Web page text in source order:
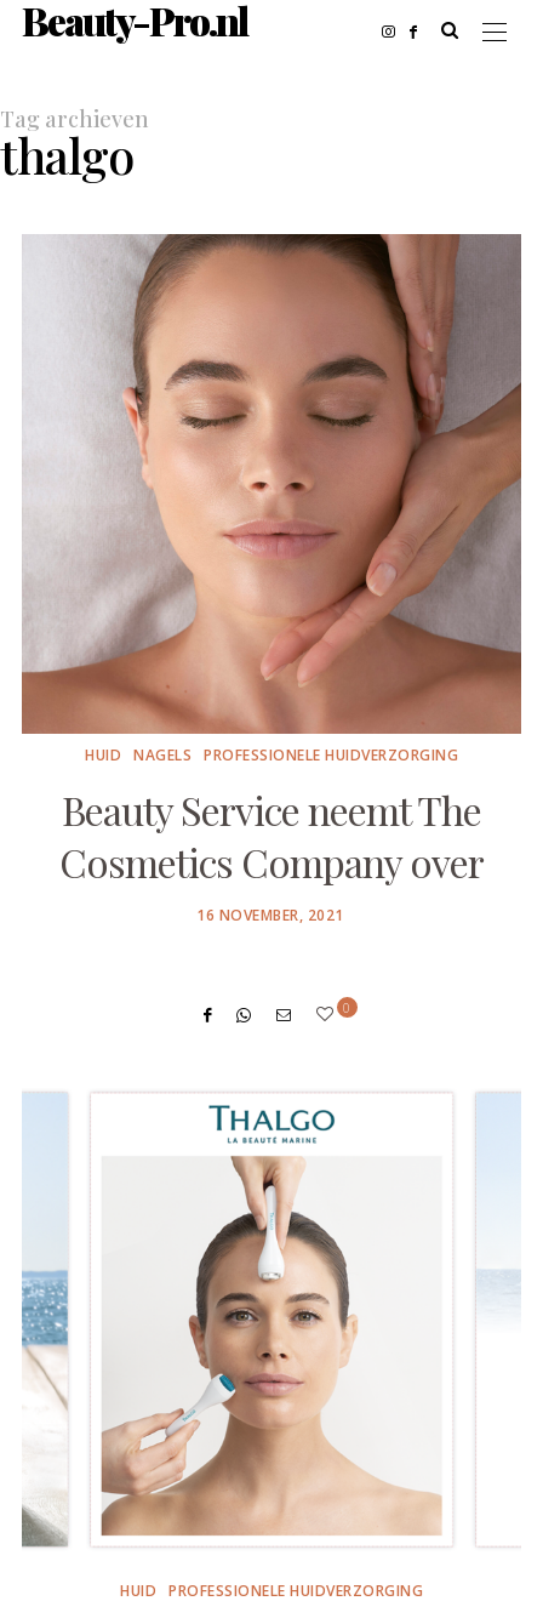
Beauty-Pro.nl
Tag archieven
thalgo
HUID NAGELS PROFESSIONELE HUIDVERZORGING
Beauty Service neemt The
Cosmetics Company over
POSTED
16 NOVEMBER, 2021
0
HUID PROFESSIONELE HUIDVERZORGING